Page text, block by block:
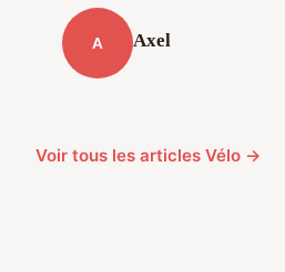
A Axel
Voir tous les articles Vélo →